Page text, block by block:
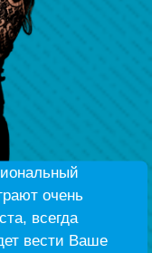
очень
всегда
вести Ваше